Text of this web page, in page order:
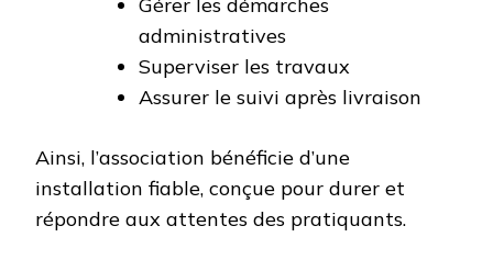
Gérer les démarches
administratives
Superviser les travaux
Assurer le suivi après livraison
Ainsi, l’association bénéficie d’une
installation fiable, conçue pour durer et
répondre aux attentes des pratiquants.